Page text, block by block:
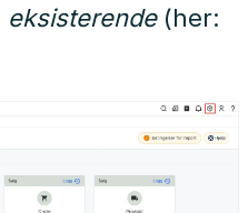
eksisterende(her: